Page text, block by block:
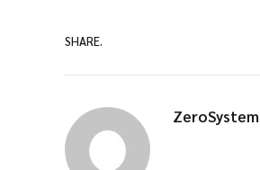
SHARE.
ZeroSystem